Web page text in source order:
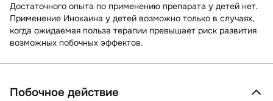
Достаточного опыта по применению препарата у детей нет.
Применение Инокаина у детей возможно только в случаях,
когда ожидаемая польза терапии превышает риск развития
возможных побочных эффектов.
Побочное действие